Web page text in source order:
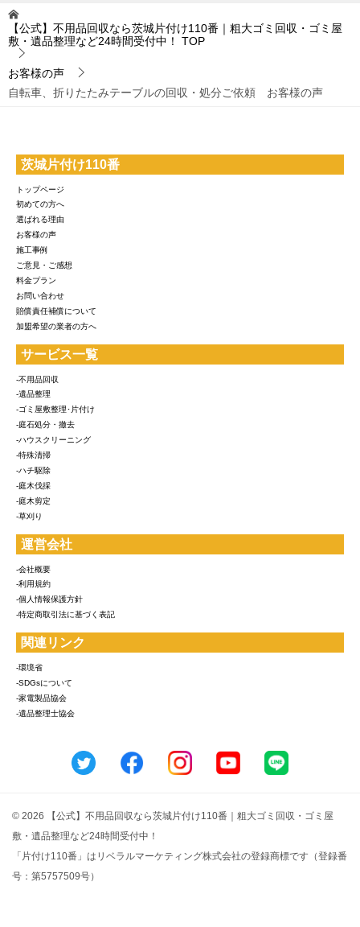
【公式】不用品回収なら茨城片付け110番｜粗大ゴミ回収・ゴミ屋
敷・遺品整理など24時間受付中！
TOP
お客様の声
自転車、折りたたみテーブルの回収・処分ご依頼 お客様の声
茨城片付け110番
トップページ
初めての方へ
選ばれる理由
お客様の声
施工事例
ご意見・ご感想
料金プラン
お問い合わせ
賠償責任補償について
加盟希望の業者の方へ
サービス一覧
-不用品回収
-遺品整理
-ゴミ屋敷整理･片付け
-庭石処分・撤去
-ハウスクリーニング
-特殊清掃
-ハチ駆除
-庭木伐採
-庭木剪定
-草刈り
運営会社
-会社概要
-利用規約
-個人情報保護方針
-特定商取引法に基づく表記
関連リンク
-環境省
-SDGsについて
-家電製品協会
-遺品整理士協会
© 2026 【公式】不用品回収なら茨城片付け110番｜粗大ゴミ回収・ゴミ屋
敷・遺品整理など24時間受付中！
「片付け110番」はリベラルマーケティング株式会社の登録商標です（登録番
号：第5757509号）